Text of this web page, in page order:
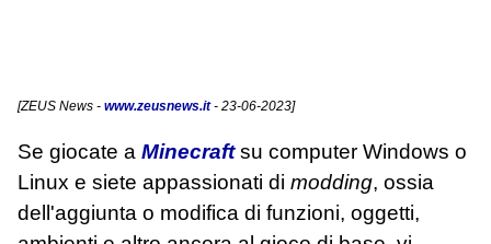
[ZEUS News - www.zeusnews.it- 23-06-2023]
Se giocate a Minecraftsu computer Windows o
Linux e siete appassionati di modding, ossia
dell'aggiunta o modifica di funzioni, oggetti,